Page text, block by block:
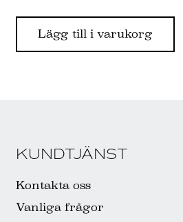
Lägg till i varukorg
KUNDTJÄNST
Kontakta oss
Vanliga frågor